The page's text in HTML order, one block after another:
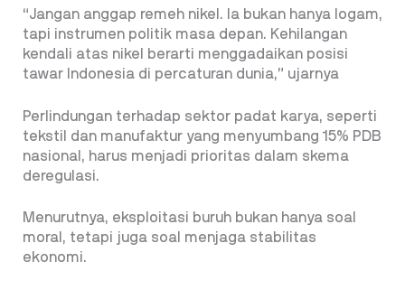
“Jangan anggap remeh nikel. Ia bukan hanya logam,
tapi instrumen politik masa depan. Kehilangan
kendali atas nikel berarti menggadaikan posisi
tawar Indonesia di percaturan dunia,” ujarnya
Perlindungan terhadap sektor padat karya, seperti
tekstil dan manufaktur yang menyumbang 15% PDB
nasional, harus menjadi prioritas dalam skema
deregulasi.
Menurutnya, eksploitasi buruh bukan hanya soal
moral, tetapi juga soal menjaga stabilitas
ekonomi.